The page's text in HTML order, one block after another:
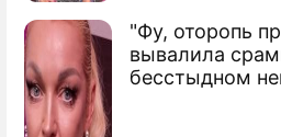
"Фу, оторопь
вывалила
бесстыдном